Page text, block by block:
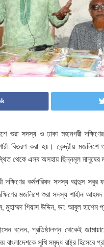
শুরা সদস্য ও ঢাকা মহানগরী
বিতরণ করা হয়। কেন্দ্রীয় মজলিশে
থেকে এসব অসহায় ছিন্নমূল মানুষের
দক্ষিণের কর্মপরিষদ সদস্য আব্দুস
মজলিশে শুরা সদস্য শাহীন আহমদ
মুহাম্মদ গিয়াস উদ্দিন, ডা: আবুল হাশেম
বলেন, প্রতিষ্ঠালগ্ন থেকেই
সুখি সমৃদ্ধ রাষ্ট্র হিসেবে